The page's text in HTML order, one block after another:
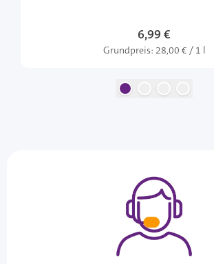
6,99 €
Grundpreis: 28,00 € / 1 l